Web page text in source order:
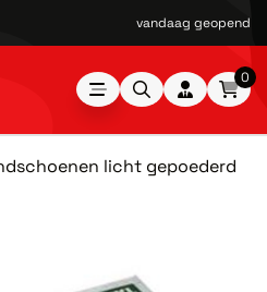
vandaag geopend
0
licht gepoederd